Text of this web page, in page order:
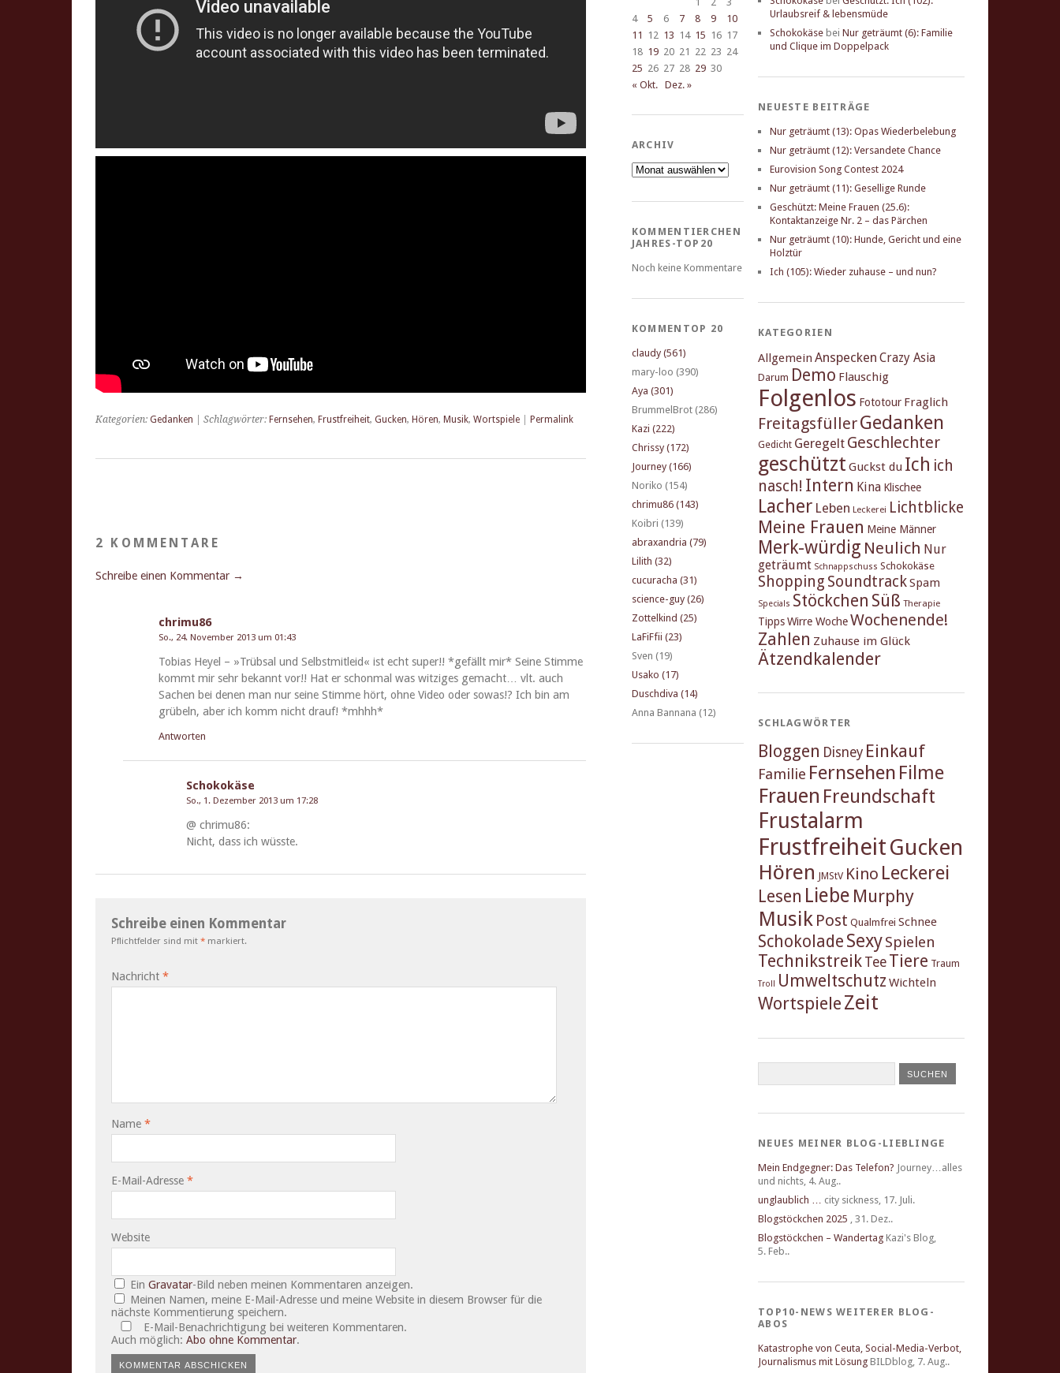
Kategorien: Gedanken | Schlagwörter: Fernsehen, Frustfreiheit, Gucken, Hören, Musik, Wortspiele Permalink
2 KOMMENTARE
Schreibe einen Kommentar →
chrimu86
So., 24. November 2013 um 01:43
Tobias Heyel – »Trüb­sal und Selb­st­mitleid« ist echt super!! *gefällt mir* Seine Stimme
kommt mir sehr bekan­nt vor!! Hat er schon­mal was witziges gemacht… vlt. auch
Sachen bei denen man nur seine Stimme hört, ohne Video oder sowas!? Ich bin am
grü­beln, aber ich komm nicht drauf! *mhhh*
Antworten
Schokokäse
So., 1. Dezember 2013 um 17:28
@ chrimu86:
Nicht, dass ich wüsste.
Schreibe einen Kommentar
Pflichtfelder sind mit * markiert.
Nachricht *
Name *
E-Mail-Adresse *
Website
EinGravatar-Bild neben meinen Kommentaren anzeigen.
Meinen Namen, meine E-Mail-Adresse und meine Website in diesem Browser für die
nächste Kommentierung speichern.
E-Mail-Benachrichtigung bei weiteren Kommentaren.
Auch möglich: Abo ohne Kommentar.
4
5 6 7 8 9
10
11
12 13 14 15 16 17
18 19 20 21 22 23 24
25 26 27 28 29 30
« Okt.
Dez. »
ARCHIV
Archiv
KOMMENTIERCHEN
JAHRES-TOP20
Noch keine Kommentare
KOMMENTOP 20
claudy (561)
mary-loo (390)
Aya (301)
BrummelBrot (286)
Kazi (222)
Chrissy (172)
Journey (166)
Noriko (154)
chrimu86 (143)
Koibri (139)
abraxandria (79)
Lilith (32)
cucuracha (31)
science-guy (26)
Zottelkind (25)
LaFiFfii (23)
Sven (19)
Usako (17)
Duschdiva (14)
Anna Bannana (12)
Urlaubsreif & lebensmüde
Schokokäse bei Nur geträumt (6): Familie
und Clique im Doppelpack
NEUESTE BEITRÄGE
Nur geträumt (13): Opas Wiederbelebung
Nur geträumt (12): Versandete Chance
Eurovision Song Contest 2024
Nur geträumt (11): Gesellige Runde
Geschützt: Meine Frauen (25.6):
Kontaktanzeige Nr. 2 – das Pärchen
Nur geträumt (10): Hunde, Gericht und eine
Holztür
Ich (105): Wieder zuhause – und nun?
KATEGORIEN
Allgemein Anspecken Crazy Asia
Darum Demo Flauschig
Folgenlos Fototour Fraglich
FreitagsfüllerGedanken
Gedicht Geregelt Geschlechter
geschützt Guckst du Ich ich
nasch! Intern Kina Klischee
Lacher Leben Leckerei Lichtblicke
Meine Frauen Meine Männer
Merk-würdig Neulich Nur
geträumt Schnappschuss Schokokäse
Shopping SoundtrackSpam
Specials Stöckchen Süß Therapie
TippsWirre WocheWochenende!
Zahlen Zuhause im Glück
Ätzendkalender
SCHLAGWÖRTER
Bloggen Disney Einkauf
Familie Fernsehen Filme
Frauen Freundschaft
Frustalarm
FrustfreiheitGucken
Hören JMStV Kino Leckerei
Lesen Liebe Murphy
Musik Post Qualmfrei Schnee
Schokolade SexySpielen
Technikstreik Tee Tiere Traum
Troll Umweltschutz Wichteln
Wortspiele Zeit
NEUES MEINER BLOG-LIEBLINGE
Mein Endgegner: Das Telefon? Journey…alles
und nichts, 4. Aug..
unglaublich … city sickness, 17. Juli.
Blogstöckchen 2025 , 31. Dez..
Blogstöckchen – Wandertag Kazi's Blog,
5. Feb..
TOP10-NEWS WEITERER BLOG-
ABOS
Katastrophe von Ceuta, Social-Media-Verbot,
Journalismus mit Lösung BILDblog, 7. Aug..